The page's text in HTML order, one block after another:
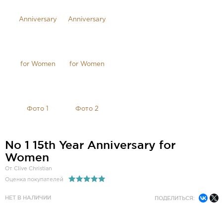
No 1 15th Year Anniversary for
Women
От Clive Christian
Оценка покупателей
НЕТ В НАЛИЧИИ ПОДЕЛИТЬСЯ: